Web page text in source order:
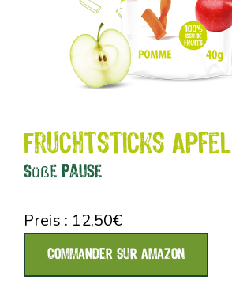
Süße Pause
Fruchtsticks Apfel
Preis : 12,50€
COMMANDER SUR AMAZON